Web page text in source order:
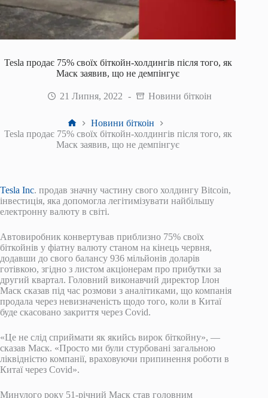
Tesla продає 75% своїх біткойн-холдингів після того, як
Маск заявив, що не демпінгує
21 Липня, 2022 Новини біткоін
Головна
Новини біткоін
Tesla продає 75% своїх біткойн-холдингів після того, як
Маск заявив, що не демпінгує
Tesla Inc. продав значну частину свого холдингу Bitcoin,
інвестиція, яка допомогла легітимізувати найбільшу
електронну валюту в світі.
Автовиробник конвертував приблизно 75% своїх
біткойнів у фіатну валюту станом на кінець червня,
додавши до свого балансу 936 мільйонів доларів
готівкою, згідно з листом акціонерам про прибутки за
другий квартал. Головний виконавчий директор Ілон
Маск сказав під час розмови з аналітиками, що компанія
продала через невизначеність щодо того, коли в Китаї
буде скасовано закриття через Covid.
«Це не слід сприймати як якийсь вирок біткойну», —
сказав Маск. «Просто ми були стурбовані загальною
ліквідністю компанії, враховуючи припинення роботи в
Китаї через Covid».
Минулого року 51-річний Маск став головним